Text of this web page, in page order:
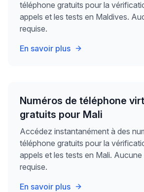
téléphone gratuits pour la
appels et les tests en Maldives.
requise.
En savoir plus
Numéros de téléphone
gratuits pour Mali
Accédez instantanément à des
téléphone gratuits pour la
appels et les tests en Mali.
requise.
En savoir plus